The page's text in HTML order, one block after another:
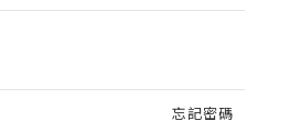
忘記密碼